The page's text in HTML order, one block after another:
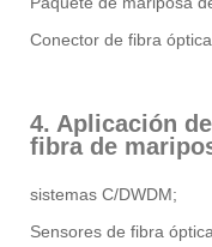
Conector de fibra
4. Aplicación
fibra de
sistemas C/DWDM;
Sensores de fibra